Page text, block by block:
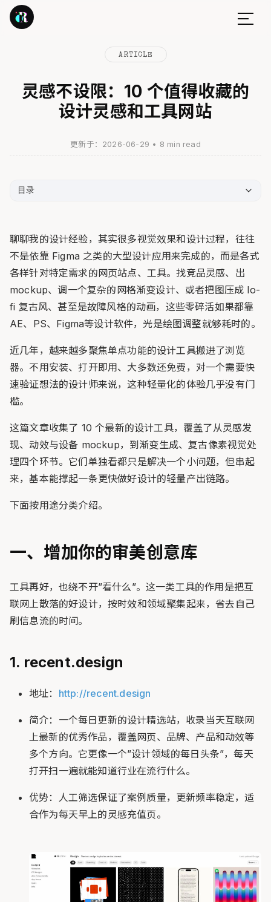
ARTICLE
灵感不设限：10 个值得收藏的
设计灵感和工具网站
更新于：2026-06-29 • 8 min read
目录
聊聊我的设计经验，其实很多视觉效果和设计过程，往往
不是依靠 Figma 之类的大型设计应用来完成的，而是各式
各样针对特定需求的网页站点、工具。找竞品灵感、出
mockup、调一个复杂的网格渐变设计、或者把图压成 lo-
fi 复古风、甚至是故障风格的动画，这些零碎活如果都靠
AE、PS、Figma等设计软件，光是绘图调整就够耗时的。
近几年，越来越多聚焦单点功能的设计工具搬进了浏览
器。不用安装、打开即用、大多数还免费，对一个需要快
速验证想法的设计师来说，这种轻量化的体验几乎没有门
槛。
这篇文章收集了 10 个最新的设计工具，覆盖了从灵感发
现、动效与设备 mockup，到渐变生成、复古像素视觉处
理四个环节。它们单独看都只是解决一个小问题，但串起
来，基本能撑起一条更快做好设计的轻量产出链路。
下面按用途分类介绍。
一、增加你的审美创意库
工具再好，也绕不开”看什么”。这一类工具的作用是把互
联网上散落的好设计，按时效和领域聚集起来，省去自己
刷信息流的时间。
1. recent.design
地址： http://recent.design
简介：一个每日更新的设计精选站，收录当天互联网
上最新的优秀作品，覆盖网页、品牌、产品和动效等
多个方向。它更像一个”设计领域的每日头条”，每天
打开扫一遍就能知道行业在流行什么。
优势：人工筛选保证了案例质量，更新频率稳定，适
合作为每天早上的灵感充值页。